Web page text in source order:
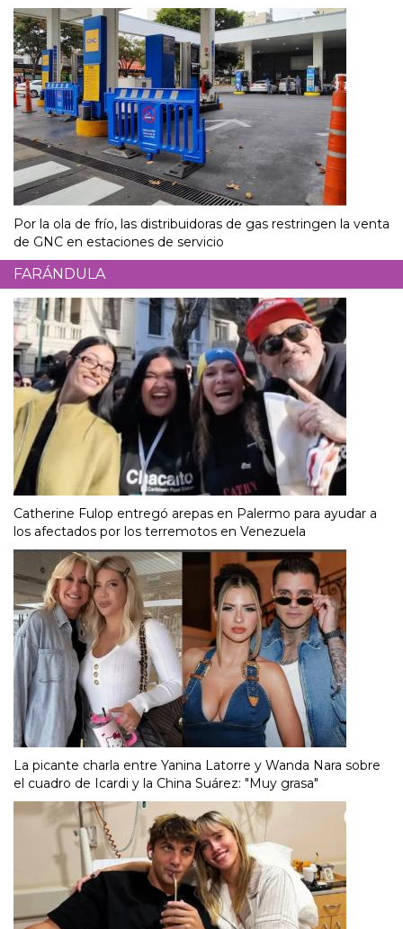
Por la ola de frío, las distribuidoras de gas restringen la venta
de GNC en estaciones de servicio
FARÁNDULA
Catherine Fulop entregó arepas en Palermo para ayudar a
los afectados por los terremotos en Venezuela
La picante charla entre Yanina Latorre y Wanda Nara sobre
el cuadro de Icardi y la China Suárez: "Muy grasa"